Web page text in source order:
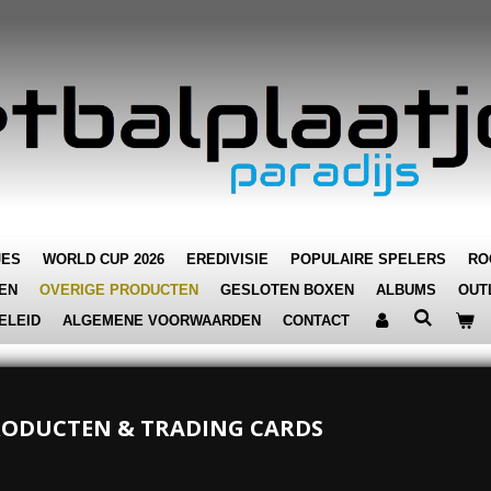
WORLD CUP 2026 EREDIVISIE POPULAIRE SPELERS
OVERIGE PRODUCTEN GESLOTEN BOXEN ALBUMS
ALGEMENE VOORWAARDEN CONTACT
& TRADING CARDS